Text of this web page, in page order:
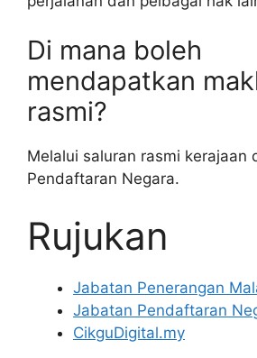
Di mana boleh
mendapatkan
rasmi?
Melalui saluran rasmi kerajaan
Pendaftaran Negara.
Rujukan
Jabatan Penerangan
Jabatan Pendaftaran
CikguDigital.my